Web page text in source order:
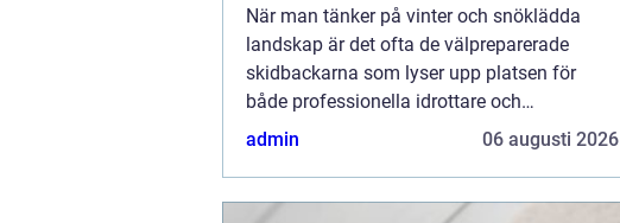
När man tänker på vinter och snöklädda
landskap är det ofta de välpreparerade
skidbackarna som lyser upp platsen för
både professionella idrottare och
fritidsentusiaster. Bakom denna perfektion
admin 06 augusti 2026